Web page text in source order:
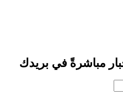
مباشرةً في بريدك